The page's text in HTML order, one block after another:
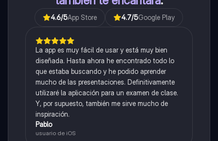
4.6/5App Store 4.7/5Google Play
La app es muy fácil de usar y está muy bien
diseñada. Hasta ahora he encontrado todo lo
que estaba buscando y he podido aprender
mucho de las presentaciones. Definitivamente
utilizaré la aplicación para un examen de clase.
Y, por supuesto, también me sirve mucho de
inspiración.
Pablo
usuario de iOS